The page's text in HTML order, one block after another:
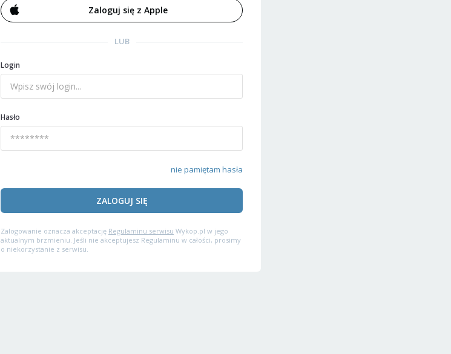
Zaloguj się z Apple
LUB
Login
Hasło
nie pamiętam hasła
ZALOGUJ SIĘ
Zalogowanie oznacza akceptację Regulaminu serwisu Wykop.pl w jego
aktualnym brzmieniu. Jeśli nie akceptujesz Regulaminu w całości, prosimy
o niekorzystanie z serwisu.